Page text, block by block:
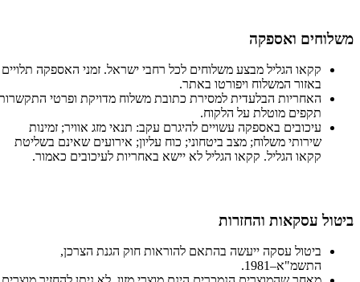
משלוחים ואספקה
קקאו הגליל מבצע משלוחים לכל רחבי ישראל. זמני האספקה תלויים
באזור המשלוח ויפורטו באתר.
האחריות הבלעדית למסירת כתובת משלוח מדויקת ופרטי התקשרות
תקפים מוטלת על הלקוח.
עיכובים באספקה עשויים להיגרם עקב: תנאי מזג אוויר; זמינות
שירותי משלוח; מצב ביטחוני; כוח עליון; אירועים שאינם בשליטת
קקאו הגליל. קקאו הגליל לא יישא באחריות לעיכובים כאמור.
ביטול עסקאות והחזרות
ביטול עסקה ייעשה בהתאם להוראות חוק הגנת הצרכן,
התשמ"א–1981.